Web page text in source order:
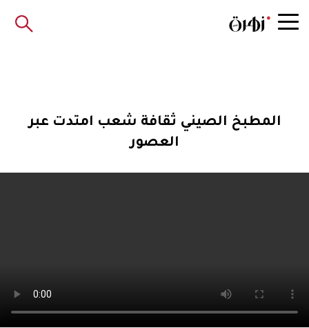
المطبخ الصيني ثقافة شعب امتدت عبر
العصور